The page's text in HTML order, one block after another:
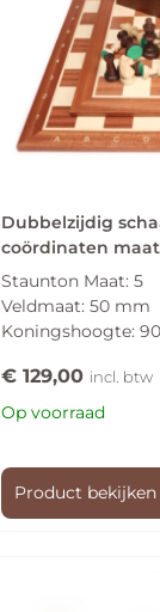
Dubbelzijdig
coördinaten
Staunton Maat: 5
Veldmaat: 50 mm
Koningshoogte:
€ 129,00 incl. btw
Op voorraad
Product bekijken